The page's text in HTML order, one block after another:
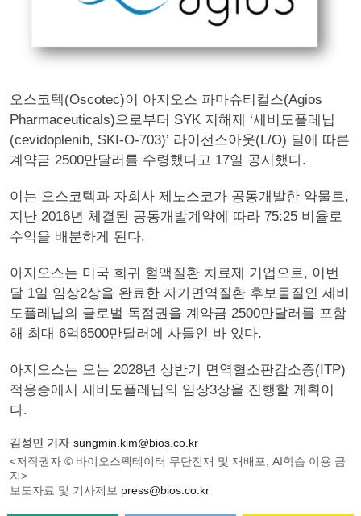
오스코텍(Oscotec)이 아지오스 파마슈티컬스(Agios
Pharmaceuticals)으로부터 SYK 저해제 ‘세비도플레닙
(cevidoplenib, SKI-O-703)’ 라이선스아웃(L/O) 딜에 따른
계약금 2500만달러를 수령했다고 17일 공시했다.
이는 오스코텍과 자회사 제노스코가 공동개발한 약물로,
지난 2016년 체결된 공동개발계약에 따라 75:25 비율로
수익을 배분하게 된다.
아지오스는 미국 희귀 혈액질환 치료제 기업으로, 이번
달 1일 임상2상을 완료한 자가면역질환 후보물질인 세비
도플레닙의 글로벌 독점권을 계약금 2500만달러를 포함
해 최대 6억6500만달러에 사들인 바 있다.
아지오스는 오는 2028년 상반기 면역혈소판감소증(ITP)
적응증에서 세비도플레닙의 임상3상을 진행할 게획이
다.
김성민 기자 sungmin.kim@bios.co.kr
<저작권자 © 바이오스펙테이터 무단전재 및 재배포, AI학습 이용 금
지>
보도자료 및 기사제보 press@bios.co.kr